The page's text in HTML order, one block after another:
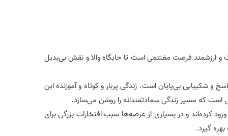
و ارزشمند فرصت مغتنمی است تا جایگاه والا و نقش بی‌بدیل
شکیبایی بی‌پایان است. زندگی پربار و کوتاه و آموزنده این
است که مسیر زندگی سعادتمندانه را روشن می‌سازد.
کرده‌اند و در بسیاری از عرصه‌ها سبب افتخارات بزرگی برای
گیرد.